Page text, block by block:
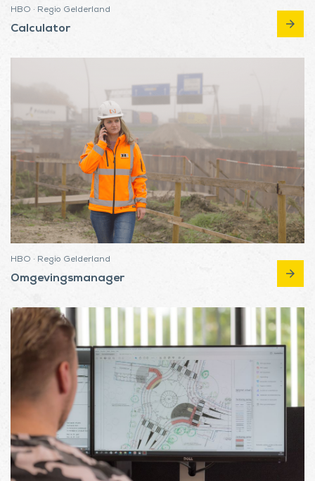
HBO · Regio Gelderland
Calculator arrow_forward
HBO · Regio Gelderland
Omgevingsmanager arrow_forward